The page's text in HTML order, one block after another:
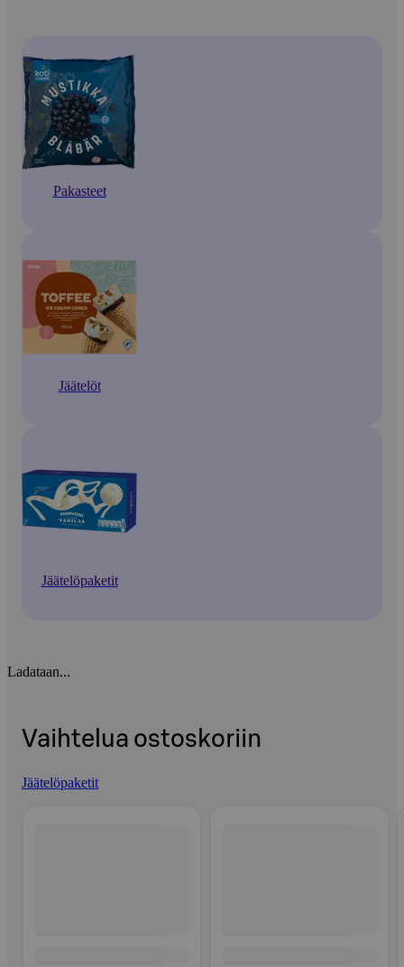
Pakasteet
Jäätelöt
Jäätelöpaketit
Ladataan...
Vaihtelua ostoskoriin
Jäätelöpaketit